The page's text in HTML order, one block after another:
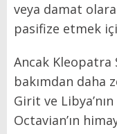
veya damat
pasifize etmek
Ancak Kleopatra
bakımdan daha
Girit ve
Octavian’ın